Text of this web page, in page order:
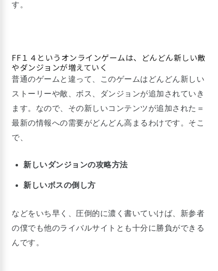
す。
FF１４というオンラインゲームは、どんどん新しい敵
やダンジョンが増えていく
普通のゲームと違って、このゲームはどんどん新しい
ストーリーや敵、ボス、ダンジョンが追加されていき
ます。なので、その新しいコンテンツが追加された＝
最新の情報への需要がどんどん高まるわけです。そこ
で、
新しいダンジョンの攻略方法
新しいボスの倒し方
などをいち早く、圧倒的に濃く書いていけば、新参者
の僕でも他のライバルサイトとも十分に勝負ができる
んです。